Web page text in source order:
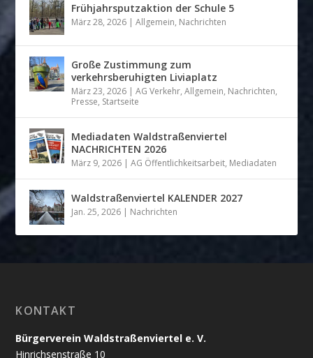
Frühjahrsputzaktion der Schule 5
März 28, 2026 |Allgemein, Nachrichten
Große Zustimmung zum
verkehrsberuhigten Liviaplatz
März 23, 2026 |AG Verkehr,Allgemein, Nachrichten,
Presse, Startseite
Mediadaten Waldstraßenviertel
NACHRICHTEN 2026
März 9, 2026 |AG Öffentlichkeitsarbeit, Mediadaten
Waldstraßenviertel KALENDER 2027
Jan. 25, 2026 | Nachrichten
KONTAKT
Bürgerverein Waldstraßenviertel e. V.
Hinrichsenstraße 10